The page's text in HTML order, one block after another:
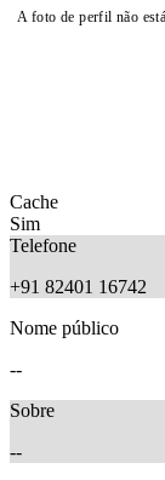
A foto de perfil não
Cache
Sim
Telefone
+91 82401 16742
Nome público
--
Sobre
--